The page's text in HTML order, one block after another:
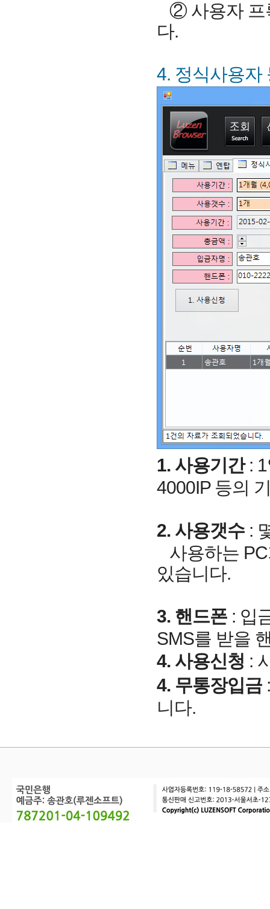
② 사용자 프
다.
4. 정식사용자
1. 사용기간: 1
4000IP 등의
2. 사용갯수 :
사용하는
있습니다.
3. 핸드폰 : 입
SMS를 받을
4. 사용신청 :
4. 무통장입금
니다.